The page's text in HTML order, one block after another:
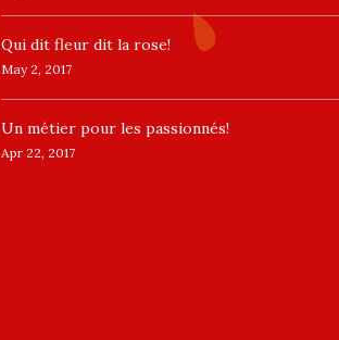
​Qui dit fleur dit la rose!
May 2, 2017
Un ​métier pour les passionnés​!
Apr 22, 2017